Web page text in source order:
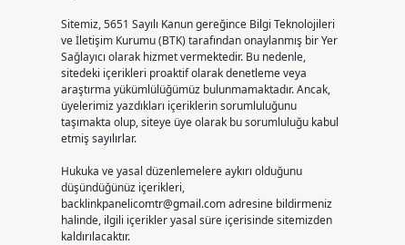
Sitemiz, 5651 Sayılı Kanun gereğince Bilgi Teknolojileri
ve İletişim Kurumu (BTK) tarafından onaylanmış bir Yer
Sağlayıcı olarak hizmet vermektedir. Bu nedenle,
sitedeki içerikleri proaktif olarak denetleme veya
araştırma yükümlülüğümüz bulunmamaktadır. Ancak,
üyelerimiz yazdıkları içeriklerin sorumluluğunu
taşımakta olup, siteye üye olarak bu sorumluluğu kabul
etmiş sayılırlar.
Hukuka ve yasal düzenlemelere aykırı olduğunu
düşündüğünüz içerikleri,
backlinkpanelicomtr@gmail.comadresine bildirmeniz
halinde, ilgili içerikler yasal süre içerisinde sitemizden
kaldırılacaktır.